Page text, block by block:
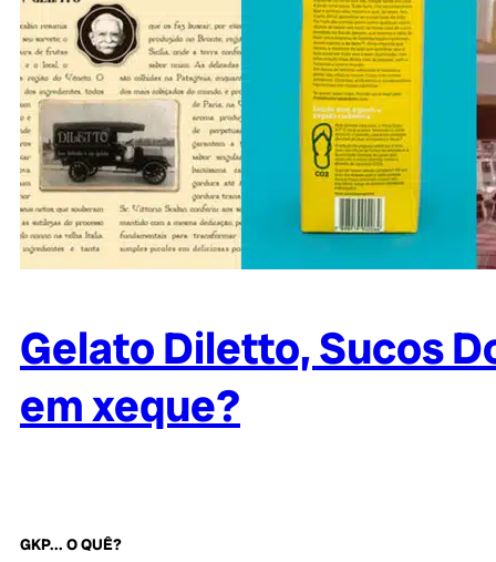
Gelato Diletto, Sucos
em xeque?
GKP... O QUÊ?